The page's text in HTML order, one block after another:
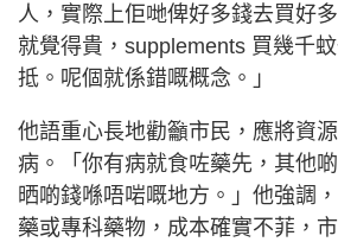
人，實際上佢哋俾好多錢去買好
就覺得貴，supplements 買幾千
抵。呢個就係錯嘅概念。」
他語重心長地勸籲市民，應將資
病。「你有病就食咗藥先，其他
晒啲錢喺唔啱嘅地方。」他強調
藥或專科藥物，成本確實不菲，